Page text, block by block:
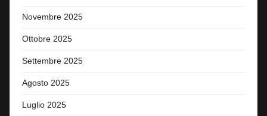
Novembre 2025
Ottobre 2025
Settembre 2025
Agosto 2025
Luglio 2025